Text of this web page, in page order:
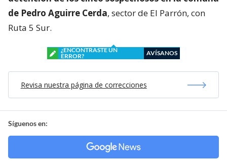
de Pedro Aguirre Cerda, sector de El Parrón, con
Ruta 5 Sur.
¿ENCONTRASTE UN
ERROR?
AVÍSANOS
Revisa nuestra página de correcciones
Síguenos en: